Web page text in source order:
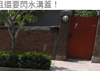
要閃水溝蓋！